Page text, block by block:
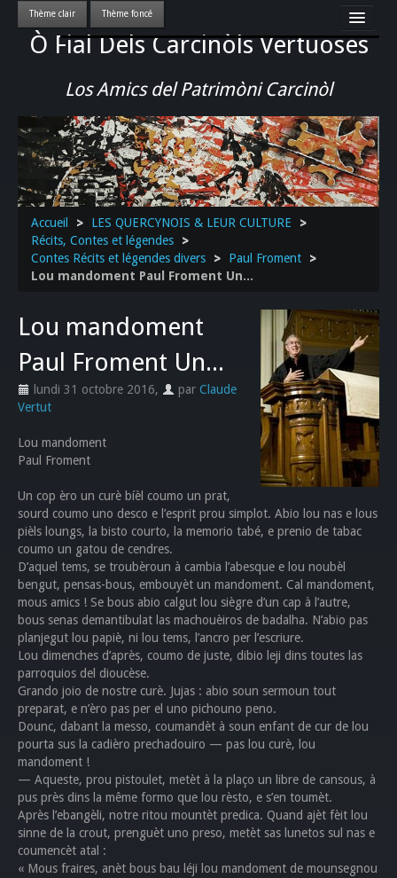
Ò Fial Dels Carcinòls Vertuoses
Los Amics del Patrimòni Carcinòl
Accueil
LES QUERCYNOIS & LEUR CULTURE
PATRIMOINE
GASTRONOMIE
ACTUALITE-CULTURE-EVENEMENTS LOCAUX
>>
Accueil > LES QUERCYNOIS & LEUR CULTURE
>
Récits, Contes et légendes
>
Contes Récits et légendes divers
> Paul Froment
>
Lou mandoment Paul Froment Un...
Lou mandoment
Paul Froment Un...
lundi 31 octobre 2016, par Claude
Vertut
Lou mandoment
Paul Froment
Un cop èro un curè bíèl coumo un prat,
sourd coumo uno desco e l’esprit prou simplot. Abio lou nas e lous
pièls loungs, la bisto courto, la memorio tabé, e prenio de tabac
coumo un gatou de cendres.
D’aquel tems, se troubèroun à cambia l’abesque e lou noubèl
bengut, pensas-bous, embouyèt un mandoment. Cal mandoment,
mous amics ! Se bous abio calgut lou siègre d’un cap à l’autre,
bous senas demantibulat las machouèiros de badalha. N’abio pas
planjegut lou papiè, ni lou tems, l’ancro per l’escriure.
Lou dimenches d’après, coumo de juste, dibio leji dins toutes las
parroquios del dioucèse.
Grando joio de nostre curè. Jujas : abio soun sermoun tout
preparat, e n’èro pas per el uno pichouno peno.
Dounc, dabant la messo, coumandèt à soun enfant de cur de lou
pourta sus la cadièro prechadouiro — pas lou curè, lou
mandoment !
— Aqueste, prou pistoulet, metèt à la plaço un libre de cansous, à
pus près dins la même formo que lou rèsto, e s’en toumèt.
Après l’ebangèli, notre ritou mountèt predica. Quand ajèt fèit lou
sinne de la crout, prenguèt uno preso, metèt sas lunetos sul nas e
coumencèt atal :
« Mous fraires, anèt bous bau léji lou mandoment de mounsegnou